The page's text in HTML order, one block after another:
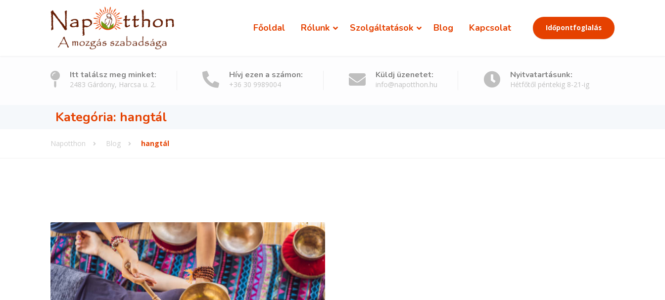
Főoldal Rólunk Szolgáltatások Blog Kapcsolat Időpontfoglalás
Itt találsz meg minket:
2483 Gárdony, Harcsa u. 2.
Hívj ezen a számon:
+36 30 9989004
Küldj üzenetet:
info@napotthon.hu
Nyitvatartásunk:
Hétfőtől péntekig 8-21-ig
Kategória: hangtál
Napotthon Blog hangtál